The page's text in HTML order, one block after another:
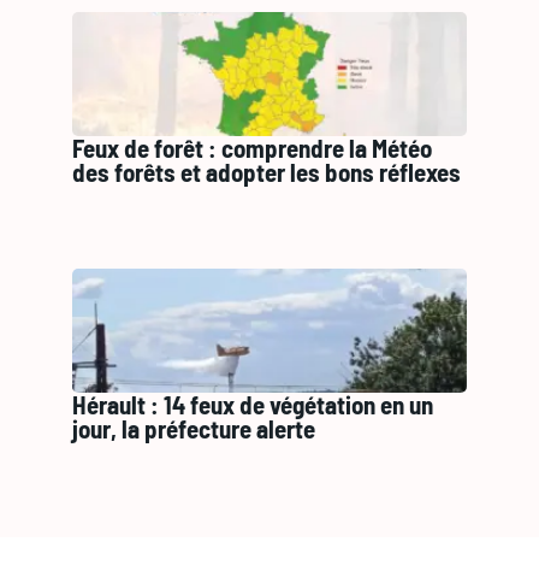
Feux de forêt : comprendre la Météo
des forêts et adopter les bons réflexes
Hérault : 14 feux de végétation en un
jour, la préfecture alerte